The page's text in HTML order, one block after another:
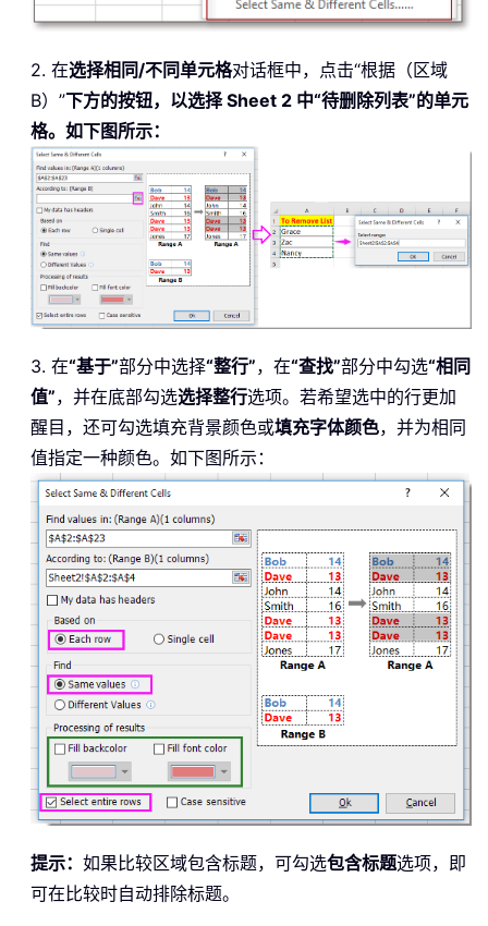
2. 在选择相同/不同单元格对话框中，点击“根据（区域
B）”下方的按钮，以选择 Sheet 2 中“待删除列表”的单元
格。如下图所示：
3. 在“基于”部分中选择“整行”，在“查找”部分中勾选“相同
值”，并在底部勾选选择整行选项。若希望选中的行更加
醒目，还可勾选填充背景颜色或填充字体颜色，并为相同
值指定一种颜色。如下图所示：
提示： 如果比较区域包含标题，可勾选包含标题选项，即
可在比较时自动排除标题。